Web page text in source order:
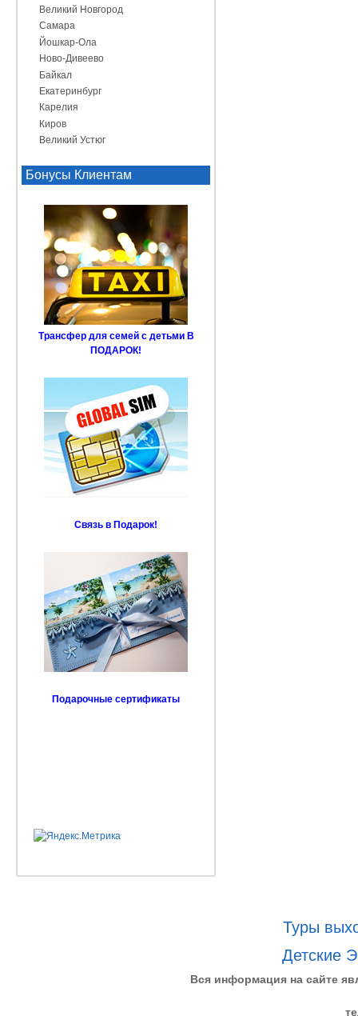
Великий Новгород
Самара
Йошкар-Ола
Ново-Дивеево
Байкал
Екатеринбург
Карелия
Киров
Великий Устюг
Бонусы Клиентам
Трансфер для семей с детьми В
ПОДАРОК!
Связь в Подарок!
Подарочные сертификаты
Туры
Детские
Вся информация на сайте